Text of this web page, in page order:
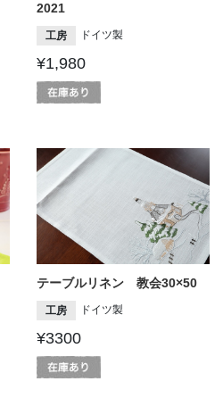
2021
工房 ドイツ製
¥1,980
テーブルリネン 教会30×50
工房 ドイツ製
¥3300